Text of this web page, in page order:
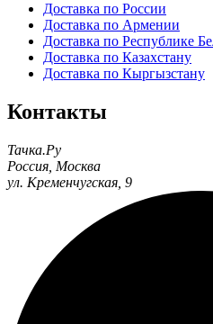
Доставка по России
Доставка по Армении
Доставка по Республике
Доставка по Казахстану
Доставка по Кыргызстану
Контакты
Тачка.Ру
Россия Москва
ул. Кременчугская, 9